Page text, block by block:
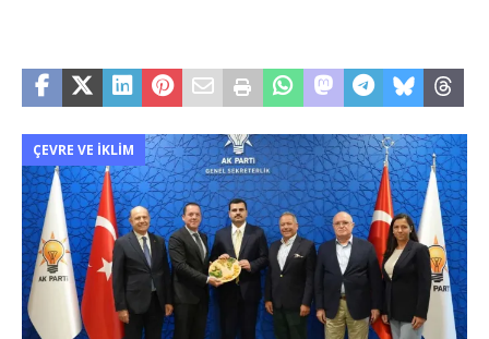
ÇEVRE VE İKLIM